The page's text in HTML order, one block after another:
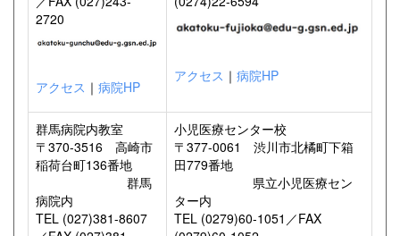
2720
アクセス ｜ 病院HP
アクセス ｜ 病院HP
群馬病院内教室
〒370-3516 高崎市
稲荷台町136番地
群馬
病院内
TEL (027)381-8607
小児医療センター校
〒377-0061 渋川市北橘町下箱
田779番地
県立小児医療セン
ター内
TEL (0279)60-1051／FAX